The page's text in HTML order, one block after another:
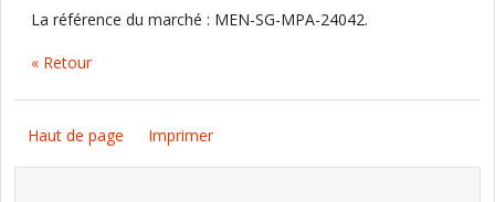
La référence du marché : MEN-SG-MPA-24042.
« Retour
Haut de page Imprimer